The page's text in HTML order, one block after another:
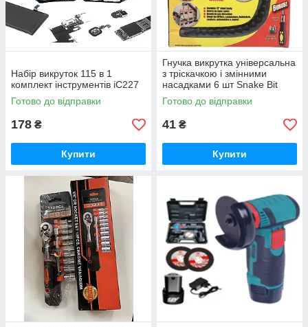
Набір викруток 115 в 1
комплект інструментів iC227
Готово до відправки
178 ₴
Купити
Гнучка викрутка універсальна
з тріскачкою і змінними
насадками 6 шт Snake Bit
TOOL iC227
Готово до відправки
41 ₴
Купити